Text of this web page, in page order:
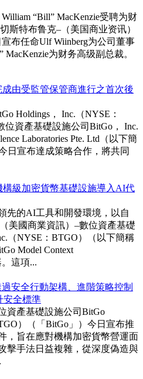
“Bill” MacKenzie受聘为财
斯特布鲁克–（美国商业资讯）
宣布任命Ulf Wiinberg为公司董事
为财务高级副总裁。
成由受監管保管商進行之首次後
Holdings， Inc.（NYSE：
資產基礎設施公司BitGo， Inc.
Laboratories Pte. Ltd（以下簡
日宣布達成策略合作，將共同
級加密貨幣基礎設施導入AI代
先的AI工具和開發環境，以自
美國商業資訊）–數位資產基礎
（NYSE：BTGO）（以下簡稱
Model Context
這項...
安全行動架構、進階策略控制
安全標準
資產基礎設施公司BitGo
）（「BitGo」）今日宣布推
，旨在應對機構加密貨幣營運面
擊手法日益複雜，從深度偽造與